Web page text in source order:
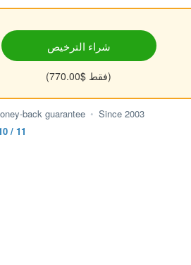
شراء الترخيص
(فقط $770.00)
back guarantee • Since 2003
/ 11